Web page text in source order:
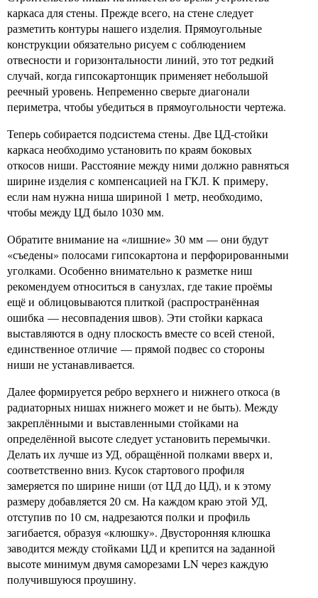
каркаса для стены. Прежде всего, на стене следует
разметить контуры нашего изделия. Прямоугольные
конструкции обязательно рисуем с соблюдением
отвесности и горизонтальности линий, это тот редкий
случай, когда гипсокартонщик применяет небольшой
реечный уровень. Непременно сверьте диагонали
периметра, чтобы убедиться в прямоугольности чертежа.
Теперь собирается подсистема стены. Две ЦД-стойки
каркаса необходимо установить по краям боковых
откосов ниши. Расстояние между ними должно равняться
ширине изделия с компенсацией на ГКЛ. К примеру,
если нам нужна ниша шириной 1 метр, необходимо,
чтобы между ЦД было 1030 мм.
Обратите внимание на «лишние» 30 мм — они будут
«съедены» полосами гипсокартона и перфорированными
уголками. Особенно внимательно к разметке ниш
рекомендуем относиться в санузлах, где такие проёмы
ещё и облицовываются плиткой (распространённая
ошибка — несовпадения швов). Эти стойки каркаса
выставляются в одну плоскость вместе со всей стеной,
единственное отличие — прямой подвес со стороны
ниши не устанавливается.
Далее формируется ребро верхнего и нижнего откоса (в
радиаторных нишах нижнего может и не быть). Между
закреплёнными и выставленными стойками на
определённой высоте следует установить перемычки.
Делать их лучше из УД, обращённой полками вверх и,
соответственно вниз. Кусок стартового профиля
замеряется по ширине ниши (от ЦД до ЦД), и к этому
размеру добавляется 20 см. На каждом краю этой УД,
отступив по 10 см, надрезаются полки и профиль
загибается, образуя «клюшку». Двусторонняя клюшка
заводится между стойками ЦД и крепится на заданной
высоте минимум двумя саморезами LN через каждую
получившуюся проушину.